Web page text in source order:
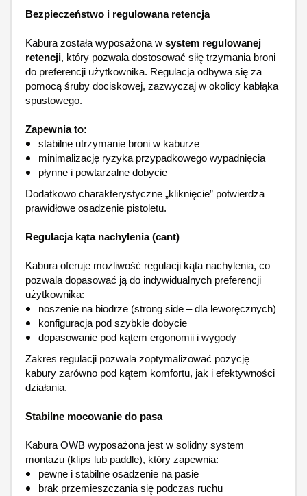
Bezpieczeństwo i regulowana retencja
Kabura została wyposażona w system regulowanej
retencji, który pozwala dostosować siłę trzymania broni
do preferencji użytkownika. Regulacja odbywa się za
pomocą śruby dociskowej, zazwyczaj w okolicy kabłąka
spustowego.
Zapewnia to:
stabilne utrzymanie broni w kaburze
minimalizację ryzyka przypadkowego wypadnięcia
płynne i powtarzalne dobycie
Dodatkowo charakterystyczne „kliknięcie” potwierdza
prawidłowe osadzenie pistoletu.
Regulacja kąta nachylenia (cant)
Kabura oferuje możliwość regulacji kąta nachylenia, co
pozwala dopasować ją do indywidualnych preferencji
użytkownika:
noszenie na biodrze (strong side – dla leworęcznych)
konfiguracja pod szybkie dobycie
dopasowanie pod kątem ergonomii i wygody
Zakres regulacji pozwala zoptymalizować pozycję
kabury zarówno pod kątem komfortu, jak i efektywności
działania.
Stabilne mocowanie do pasa
Kabura OWB wyposażona jest w solidny system
montażu (klips lub paddle), który zapewnia:
pewne i stabilne osadzenie na pasie
brak przemieszczania się podczas ruchu